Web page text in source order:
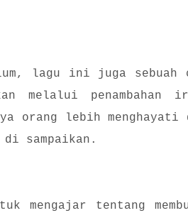
lagu ini juga
melalui penambahan
orang lebih menghayati
sampaikan.
mengajar tentang